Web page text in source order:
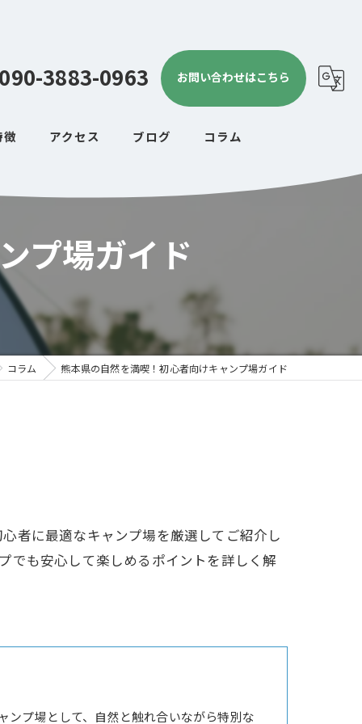
3883-0963 お問い合わせはこちら
プ
アクセス ブログ コラム
プ場ガイド
コラム 熊本県の自然を満喫！初心者向けキャンプ場ガイド
者に最適なキャンプ場を厳選してご紹介し
でも安心して楽しめるポイントを詳しく解
ンプ場として、自然と触れ合いながら特別な